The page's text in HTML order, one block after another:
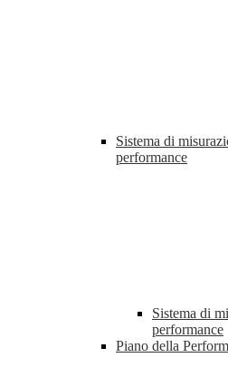
Sistema di
performance
Sistema di
performance
Piano della